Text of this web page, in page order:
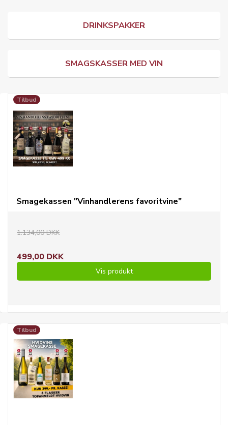
DRINKSPAKKER
SMAGSKASSER MED VIN
Tilbud
Smagekassen "Vinhandlerens favoritvine"
1.134,00 DKK
499,00 DKK
Vis produkt
Tilbud